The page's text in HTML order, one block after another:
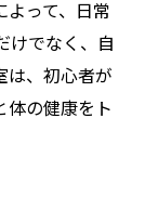
ぶべき理
って、日常
けでなく、自
は、初心者が
体の健康をト